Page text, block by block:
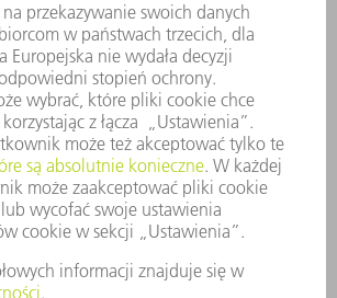
DZIAŁALNOŚCI Z REGULACJAMI
NIEPRAWIDŁOWOŚCI
ROZWÓJ